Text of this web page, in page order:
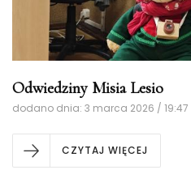
Odwiedziny Misia Lesio
dodano dnia: 3 marca 2026 / 19:47
CZYTAJ WIĘCEJ